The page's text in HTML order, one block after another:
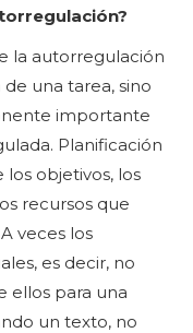
la autorregulación
una tarea, sino
importante
Planificación
objetivos, los
recursos que
veces los
es decir, no
ellos para una
un texto, no